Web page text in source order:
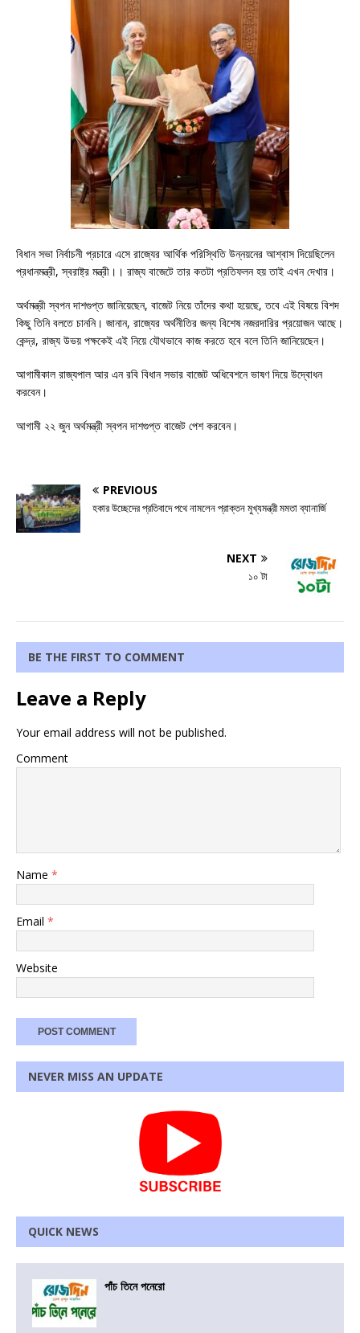
বিধান সভা নির্বাচনী প্রচারে এসে রাজ্যের আর্থিক পরিস্থিতি উন্নয়নের আশ্বাস দিয়েছিলেন
প্রধানমন্ত্রী, স্বরাষ্ট্র মন্ত্রী।। রাজ্য বাজেটে তার কতটা প্রতিফলন হয় তাই এখন দেখার।
অর্থমন্ত্রী স্বপন দাশগুপ্ত জানিয়েছেন, বাজেট নিয়ে তাঁদের কথা হয়েছে, তবে এই বিষয়ে বিশদ
কিছু তিনি বলতে চাননি। জানান, রাজ্যের অর্থনীতির জন্য বিশেষ নজরদারির প্রয়োজন আছে।
কেন্দ্র, রাজ্য উভয় পক্ষকেই এই নিয়ে যৌথভাবে কাজ করতে হবে বলে তিনি জানিয়েছেন।
আগামীকাল রাজ্যপাল আর এন রবি বিধান সভার বাজেট অধিবেশনে ভাষণ দিয়ে উদ্বোধন
করবেন।
আগামী ২২ জুন অর্থমন্ত্রী স্বপন দাশগুপ্ত বাজেট পেশ করবেন।
PREVIOUS
হকার উচ্ছেদের প্রতিবাদে পথে নামলেন প্রাক্তন মুখ্যমন্ত্রী মমতা ব্যানার্জি
NEXT
১০ টা
BE THE FIRST TO COMMENT
Leave a Reply
Your email address will not be published.
Comment
Name *
Email *
Website
NEVER MISS AN UPDATE
QUICK NEWS
পাঁচ তিনে পনেরো